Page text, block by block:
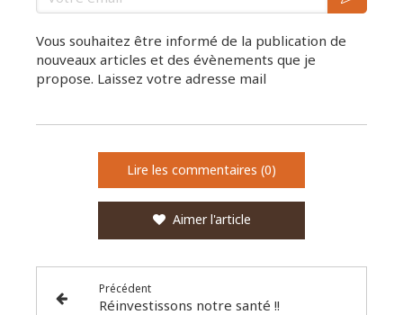
Vous souhaitez être informé de la publication de
nouveaux articles et des évènements que je
propose. Laissez votre adresse mail
Lire les commentaires (0)
Aimer l'article
Précédent
Réinvestissons notre santé !!